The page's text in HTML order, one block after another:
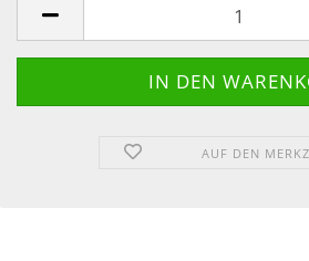
AUF DEN